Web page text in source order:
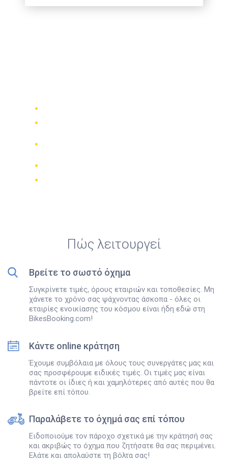
Πώς λειτουργεί
Βρείτε το σωστό όχημα
Συγκρίνετε τιμές, όρους εταιριών και τοποθεσίες. Μη
χάνετε το χρόνο σας ψάχνοντας άσκοπα - όλες οι
εταιρίες ενοικίασης του κόσμου είναι ήδη εδώ στη
BikesBooking.com!
Κάντε online κράτηση
Έχουμε συμβόλαια με όλους τους συνεργάτες μας και
σας προσφέρουμε ειδικές τιμές. Οι τιμές μας είναι
πάντοτε οι ίδιες ή και χαμηλότερες από αυτές που θα
βρείτε επί τόπου.
Παραλάβετε το όχημά σας επί τόπου
Ειδοποιούμε τον πάροχο σχετικά με την κράτησή σας
και ακριβώς το όχημα που ζητήσατε θα σας περιμένει.
Ελάτε και απολαύστε τη βόλτα σας!